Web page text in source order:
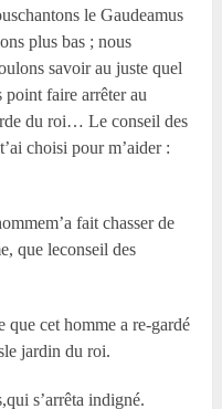
le Gaudeamus
plus bas ; nous
savoir au juste quel
point faire arrêter au
du roi… Le conseil des
choisi pour m’aider :
fait chasser de
que leconseil des
que cet homme a re-gardé
jardin du roi.
s’arrêta indigné.